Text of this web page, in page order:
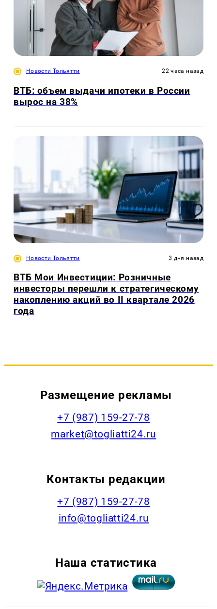
Новости Тольятти 22 часа назад
ВТБ: объем выдачи ипотеки в России
вырос на 38%
Новости Тольятти 3 дня назад
ВТБ Мои Инвестиции: Розничные
инвесторы перешли к стратегическому
накоплению акций во II квартале 2026
года
Размещение рекламы
+7 (987) 159-27-78
market@togliatti24.ru
Контакты редакции
+7 (987) 159-27-78
info@togliatti24.ru
Наша статистика